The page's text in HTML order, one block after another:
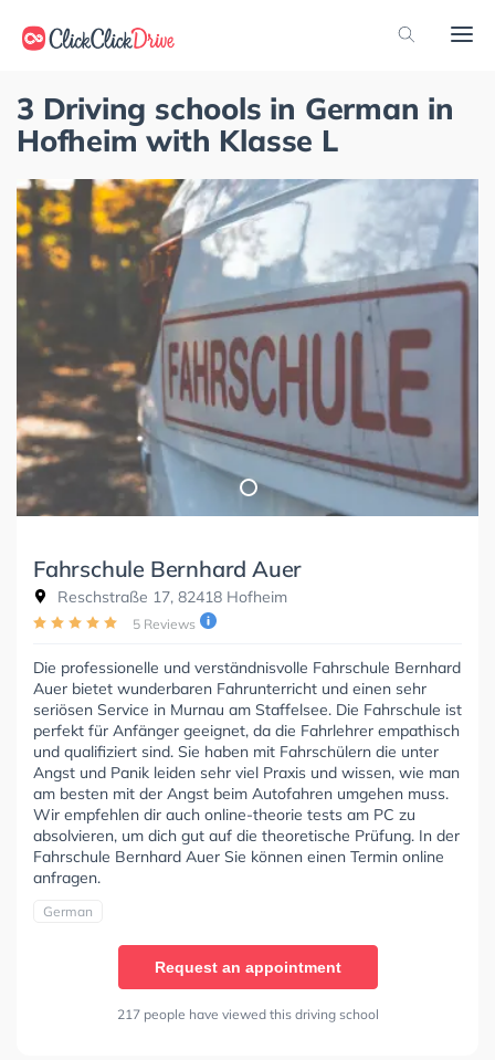
3 Driving schools in German in
Hofheim with Klasse L
Fahrschule Bernhard Auer
Reschstraße 17, 82418 Hofheim
5 Reviews
Die professionelle und verständnisvolle Fahrschule Bernhard
Auer bietet wunderbaren Fahrunterricht und einen sehr
seriösen Service in Murnau am Staffelsee. Die Fahrschule ist
perfekt für Anfänger geeignet, da die Fahrlehrer empathisch
und qualifiziert sind. Sie haben mit Fahrschülern die unter
Angst und Panik leiden sehr viel Praxis und wissen, wie man
am besten mit der Angst beim Autofahren umgehen muss.
Wir empfehlen dir auch online-theorie tests am PC zu
absolvieren, um dich gut auf die theoretische Prüfung. In der
Fahrschule Bernhard Auer Sie können einen Termin online
anfragen.
German
Request an appointment
217 people have viewed this driving school